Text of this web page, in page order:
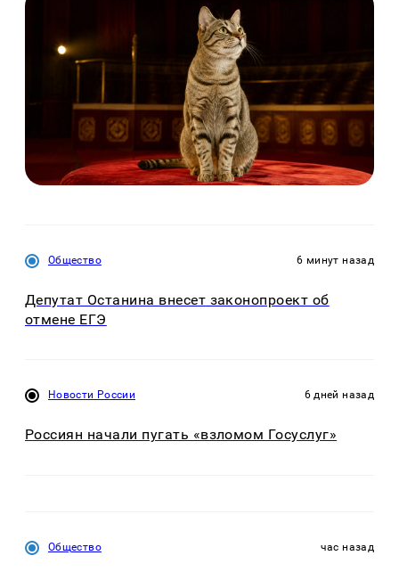
Общество 6 минут назад
Депутат Останина внесет законопроект об
отмене ЕГЭ
Новости России 6 дней назад
Россиян начали пугать «взломом Госуслуг»
Общество час назад